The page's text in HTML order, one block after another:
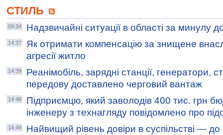
СТИЛЬ
09:34 Надзвичайні ситуації в області за минулу
14:37
Як отримати компенсацію за знищене
агресії житло
14:39
Реанімобіль, зарядні станції, генератори,
передову доставлено черговий вантаж
14:48
Підприємцю, який заволодів 400 тис. грн
інженеру з технагляду повідомлено про
14:49
Найвищий рівень довіри в суспільстві — до